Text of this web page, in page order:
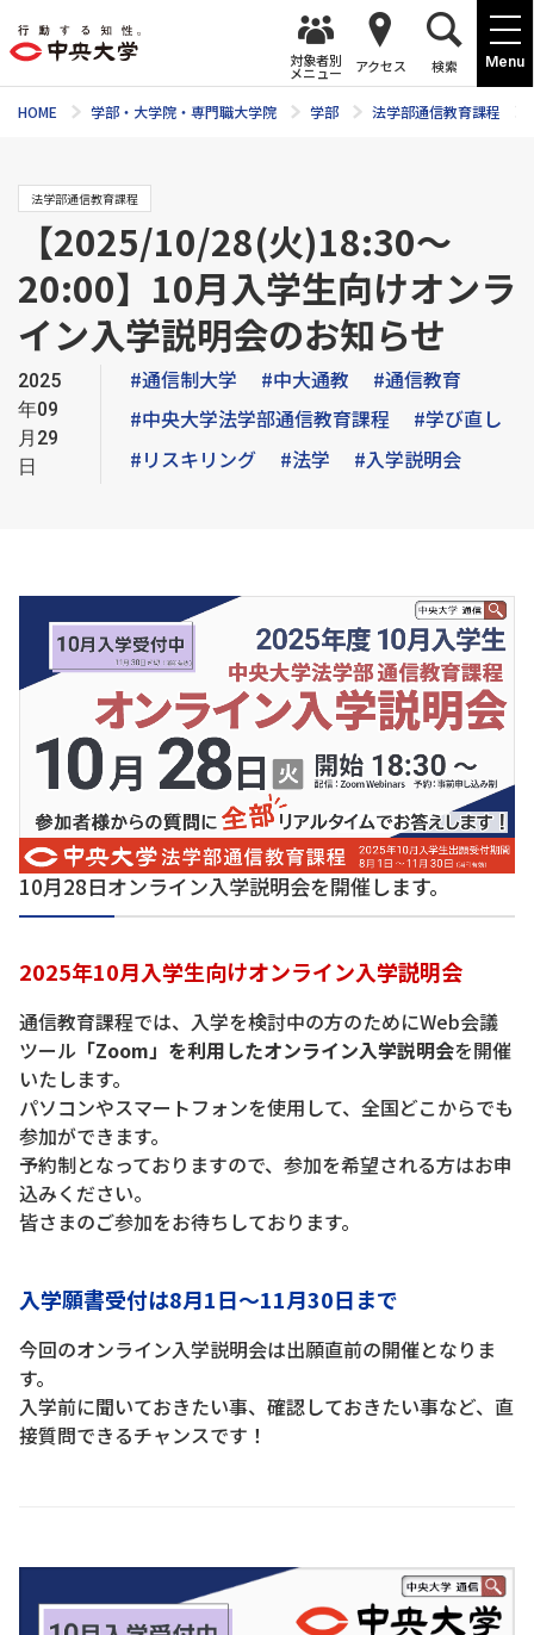
Menu
対象者別
メニュー アクセス 検索
HOME 学部・大学院・専門職大学院 学部 法学部通信教育課程
法学部通信教育課程
【2025/10/28(火)18:30～
20:00】10月入学生向けオンラ
イン入学説明会のお知らせ
2025
年09
月29
日
#通信制大学 #中大通教
#通信教育
#中央大学法学部通信教育課程
#学び直し
#リスキリング
#法学 #入学説明会
10月28日オンライン入学説明会を開催します。
2025年10月入学生向けオンライン入学説明会
通信教育課程では、入学を検討中の方のためにWeb会議
ツール 「Zoom」を利用したオンライン入学説明会を開催
いたします。
パソコンやスマートフォンを使用して、全国どこからでも
参加ができます。
予約制となっておりますので、参加を希望される方はお申
込みください。
皆さまのご参加をお待ちしております。
入学願書受付は8月1日～11月30日まで
今回のオンライン入学説明会は出願直前の開催となりま
す。
入学前に聞いておきたい事、確認しておきたい事など、直
接質問できるチャンスです！